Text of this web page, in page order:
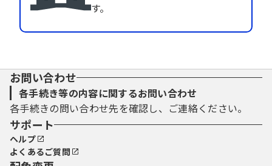
す。
お問い合わせ
各手続き等の内容に関するお問い合わせ
各手続きの問い合わせ先を確認し、ご連絡ください。
サポート
ヘルプ
よくあるご質問